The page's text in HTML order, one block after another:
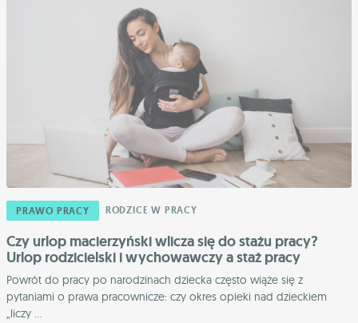
PRAWO PRACY RODZICE W PRACY
Czy urlop macierzyński wlicza się do stażu pracy?
Urlop rodzicielski i wychowawczy a staż pracy
Powrót do pracy po narodzinach dziecka często wiąże się z
pytaniami o prawa pracownicze: czy okres opieki nad dzieckiem
„liczy ...